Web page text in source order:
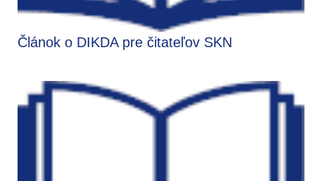
Článok o DIKDA pre čitateľov SKN